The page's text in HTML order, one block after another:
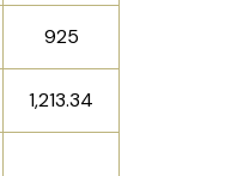
925
1,213.34